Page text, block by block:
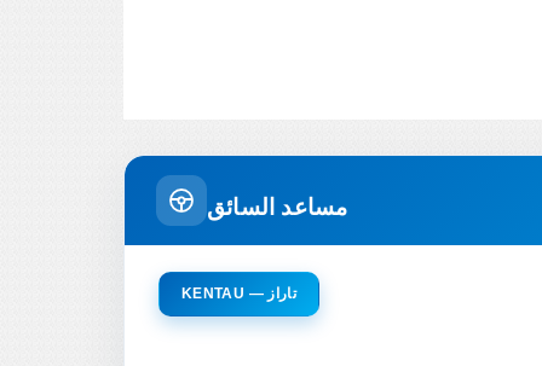
مساعد السائق
KENTAU — تاراز